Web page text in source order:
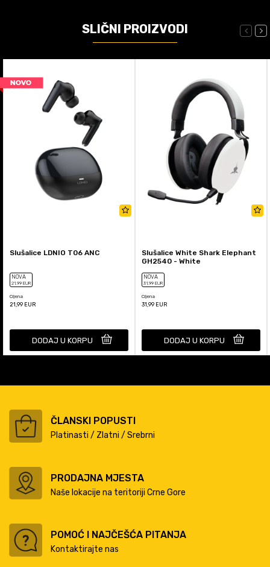
SLIČNI PROIZVODI
Slušalice LDNIO T06 ANC
NOVA
21,99 EUR
Cijena
21,99 EUR
DODAJ U KORPU
Slušalice White Shark Elephant
GH2540 - White
NOVA
31,99 EUR
Cijena
31,99 EUR
DODAJ U KORPU
ČLANSKI POPUSTI
Platinasti / Zlatni / Srebrni
PRODAJNA MJESTA
Naše lokacije na teritoriji Crne Gore
POMOĆ I NAJČEŠĆA PITANJA
Kontaktirajte nas